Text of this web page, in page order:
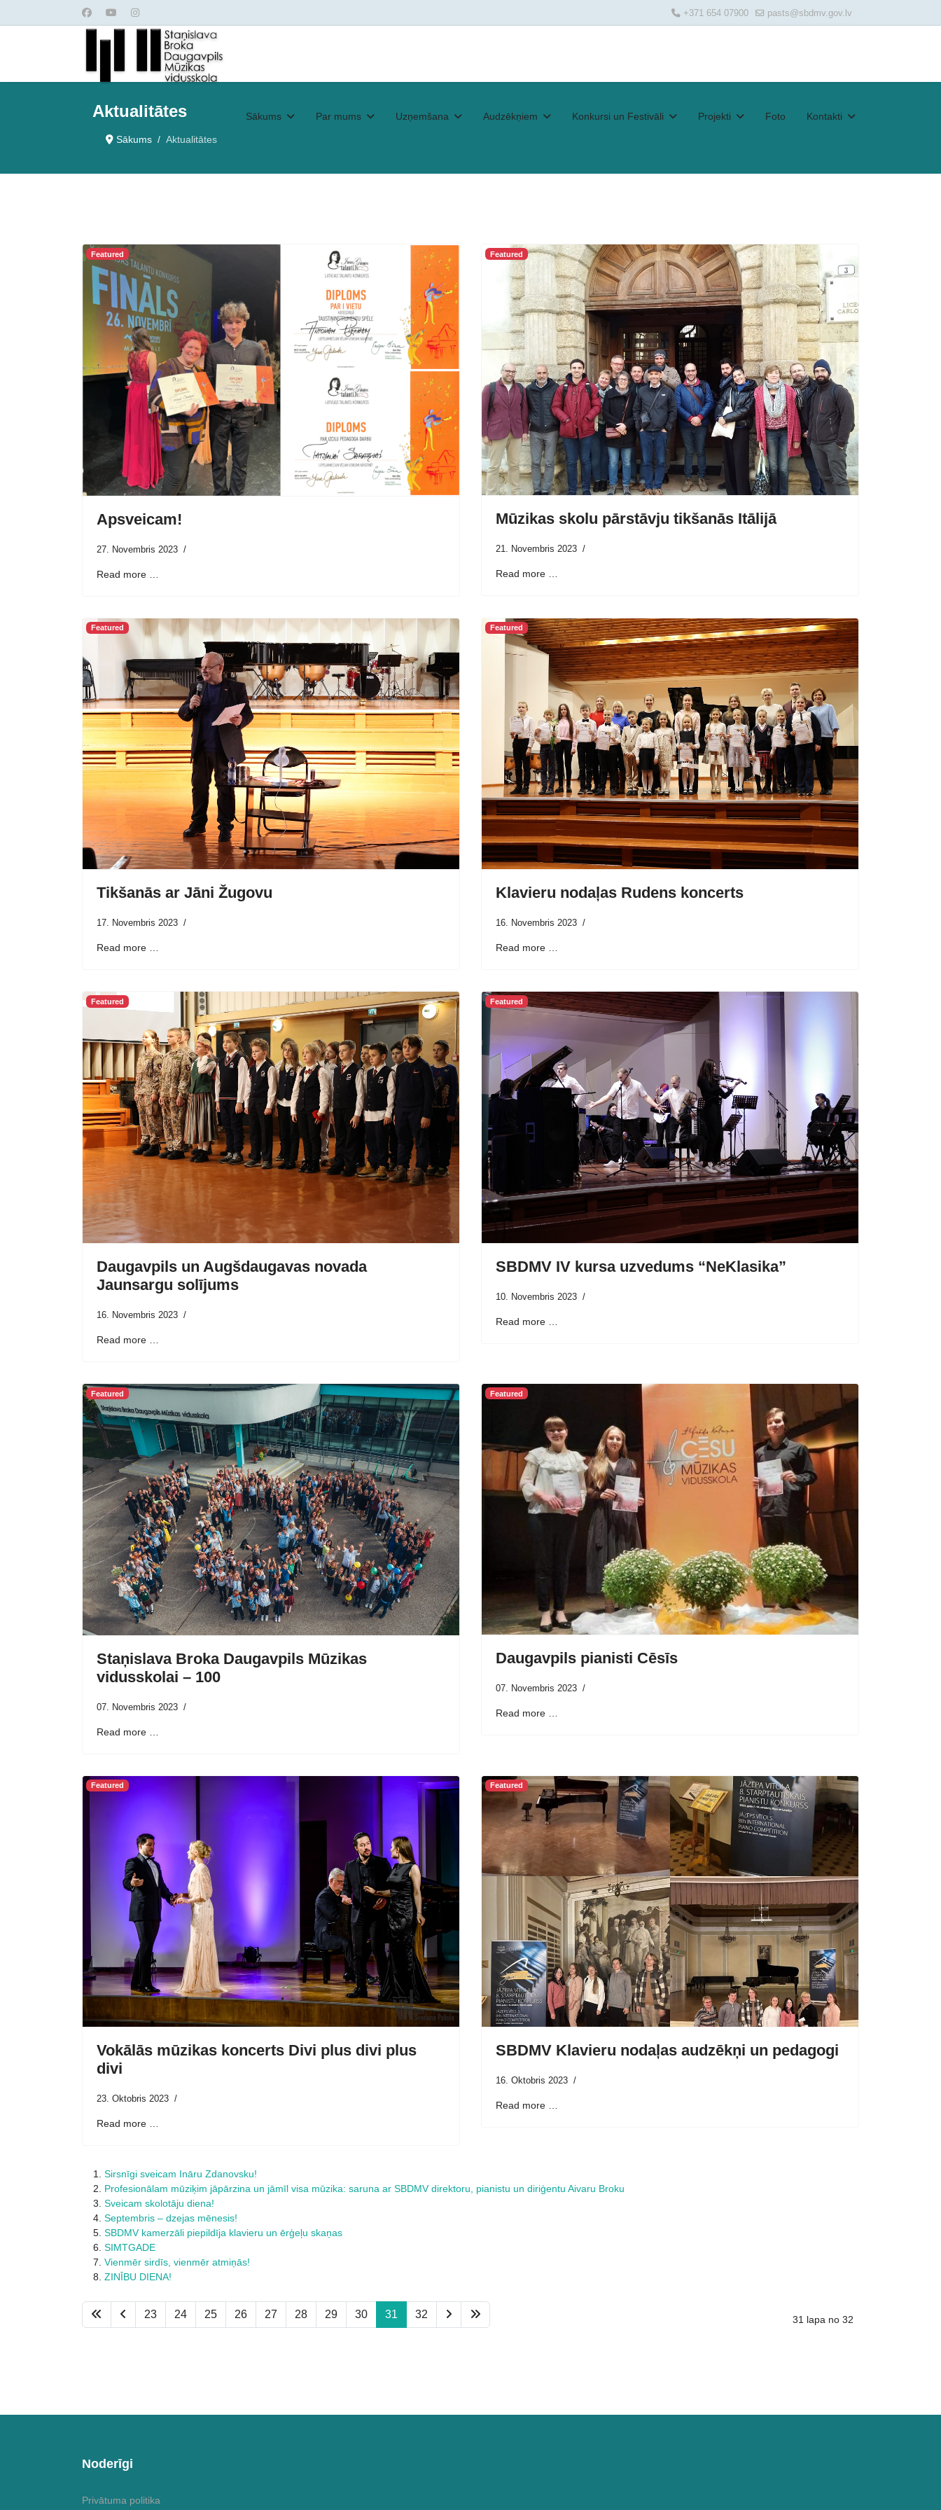
+371 654 07900 pasts@sbdmv.gov.lv
Sākums Par mums Uzņemšana Audzēkņiem Konkursi un Festivāli Projekti Foto Kontakti
Aktualitātes
Sākums Aktualitātes
Featured
Apsveicam!
27. Novembris 2023
Read more …
Featured
Mūzikas skolu pārstāvju tikšanās Itālijā
21. Novembris 2023
Read more …
Featured
Tikšanās ar Jāni Žugovu
17. Novembris 2023
Read more …
Featured
Klavieru nodaļas Rudens koncerts
16. Novembris 2023
Read more …
Featured
Daugavpils un Augšdaugavas novada
Jaunsargu solījums
16. Novembris 2023
Read more …
Featured
SBDMV IV kursa uzvedums “NeKlasika”
10. Novembris 2023
Read more …
Featured
Staņislava Broka Daugavpils Mūzikas
vidusskolai – 100
07. Novembris 2023
Read more …
Featured
Daugavpils pianisti Cēsīs
07. Novembris 2023
Read more …
Featured
Vokālās mūzikas koncerts Divi plus divi plus
divi
23. Oktobris 2023
Read more …
Featured
SBDMV Klavieru nodaļas audzēkņi un pedagogi
16. Oktobris 2023
Read more …
Sirsnīgi sveicam Ināru Zdanovsku!
Profesionālam mūziķim jāpārzina un jāmīl visa mūzika: saruna ar SBDMV direktoru, pianistu un diriģentu Aivaru Broku
Sveicam skolotāju diena!
Septembris – dzejas mēnesis!
SBDMV kamerzāli piepildīja klavieru un ērģeļu skaņas
SIMTGADE
Vienmēr sirdīs, vienmēr atmiņās!
ZINĪBU DIENA!
31 lapa no 32
23 24 25 26 27 28 29 30 31 32
Noderīgi
Privātuma politika